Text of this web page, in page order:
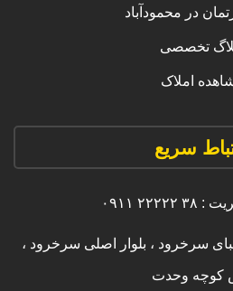
در محمودآباد
تخصصی
املاک
سریع
۰۹۱۱
سرخرود ، بلوار اصلی سرخرود ،
کوچه وحدت